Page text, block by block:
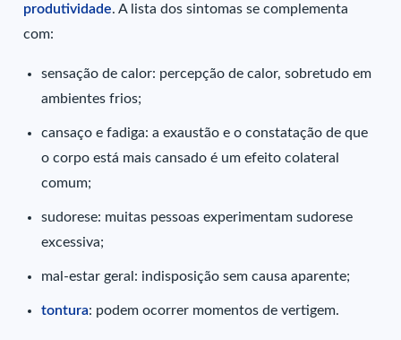
produtividade. A lista dos sintomas se complementa
com:
sensação de calor: percepção de calor, sobretudo em
ambientes frios;
cansaço e fadiga: a exaustão e o constatação de que
o corpo está mais cansado é um efeito colateral
comum;
sudorese: muitas pessoas experimentam sudorese
excessiva;
mal-estar geral: indisposição sem causa aparente;
tontura: podem ocorrer momentos de vertigem.